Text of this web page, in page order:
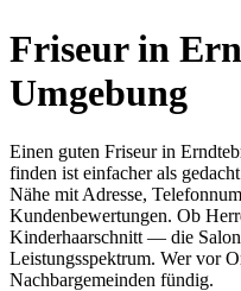
Friseur in
Umgebung
Einen guten Friseur in
finden ist einfacher als
Nähe mit Adresse,
Kundenbewertungen. Ob
Kinderhaarschnitt — die
Leistungsspektrum. Wer vor
Nachbargemeinden fündig.